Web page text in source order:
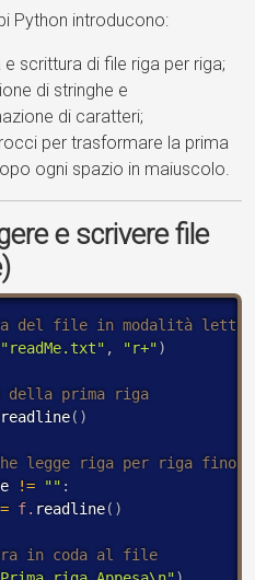
Python introducono:
e scrittura di file riga per riga;
di stringhe e
di caratteri;
per trasformare la prima
ogni spazio in maiuscolo.
e scrivere file
"readMe.txt" , "r+")
# Lettura della prima riga
readline( )
!= "" :
= f. readline( )
# Scrittura in coda al file